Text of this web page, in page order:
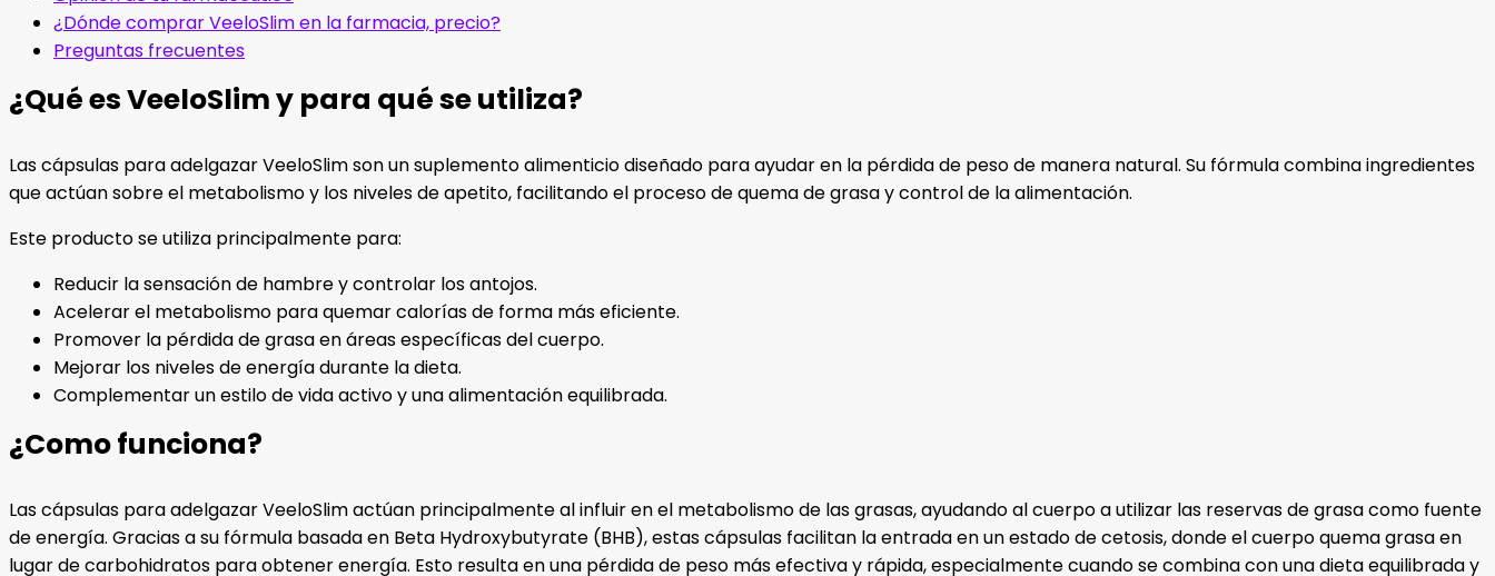
¿Dónde comprar VeeloSlim en la farmacia, precio?
Preguntas frecuentes
¿Qué es VeeloSlim y para qué se utiliza?
Las cápsulas para adelgazar VeeloSlim son un suplemento alimenticio diseñado para ayudar en la pérdida de peso de manera natural. Su fórmula combina ingredientes
que actúan sobre el metabolismo y los niveles de apetito, facilitando el proceso de quema de grasa y control de la alimentación.
Este producto se utiliza principalmente para:
Reducir la sensación de hambre y controlar los antojos.
Acelerar el metabolismo para quemar calorías de forma más eficiente.
Promover la pérdida de grasa en áreas específicas del cuerpo.
Mejorar los niveles de energía durante la dieta.
Complementar un estilo de vida activo y una alimentación equilibrada.
¿Como funciona?
Las cápsulas para adelgazar VeeloSlim actúan principalmente al influir en el metabolismo de las grasas, ayudando al cuerpo a utilizar las reservas de grasa como fuente
de energía. Gracias a su fórmula basada en Beta Hydroxybutyrate (BHB), estas cápsulas facilitan la entrada en un estado de cetosis, donde el cuerpo quema grasa en
lugar de carbohidratos para obtener energía. Esto resulta en una pérdida de peso más efectiva y rápida, especialmente cuando se combina con una dieta equilibrada y